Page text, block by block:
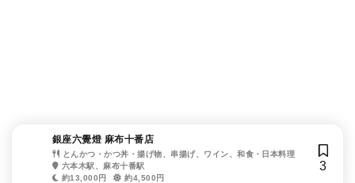
銀座六覺燈 麻布十番店
とんかつ・かつ丼・揚げ物、串揚げ、ワイン、和食・日本料理
六本木駅、麻布十番駅
約13,000円
約4,500円
3